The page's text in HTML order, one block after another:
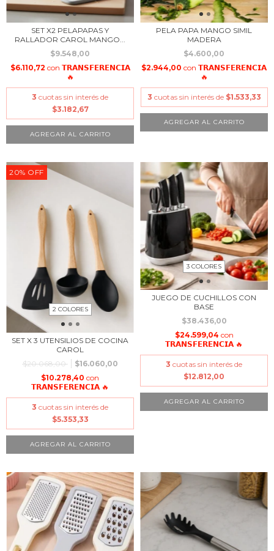
SET X2 PELAPAPAS Y
RALLADOR CAROL MANGO...
$9.548,00
$6.110,72 con 𝗧𝗥𝗔𝗡𝗦𝗙𝗘𝗥𝗘𝗡𝗖𝗜𝗔
🔥
3 cuotas sin interés de
$3.182,67
PELA PAPA MANGO SIMIL
MADERA
$4.600,00
$2.944,00 con 𝗧𝗥𝗔𝗡𝗦𝗙𝗘𝗥𝗘𝗡𝗖𝗜𝗔
🔥
3 cuotas sin interés de $1.533,33
20% OFF
2 COLORES
SET X 3 UTENSILIOS DE COCINA
CAROL
$20.068,00
$16.060,00
$10.278,40 con
𝗧𝗥𝗔𝗡𝗦𝗙𝗘𝗥𝗘𝗡𝗖𝗜𝗔 🔥
3 cuotas sin interés de
$5.353,33
AGREGAR AL CARRITO
3 COLORES
JUEGO DE CUCHILLOS CON
BASE
$38.436,00
$24.599,04 con
𝗧𝗥𝗔𝗡𝗦𝗙𝗘𝗥𝗘𝗡𝗖𝗜𝗔 🔥
3 cuotas sin interés de
$12.812,00
AGREGAR AL CARRITO